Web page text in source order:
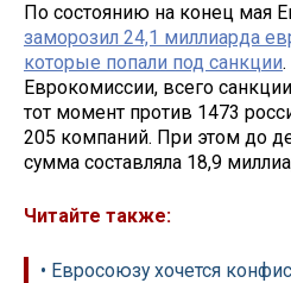
По состоянию на конец мая
заморозил 24,1 миллиарда
которые попали под санкции
Еврокомиссии, всего
тот момент против 1473
205 компаний. При этом до
сумма составляла 18,9
Читайте также:
• Евросоюзу хочется